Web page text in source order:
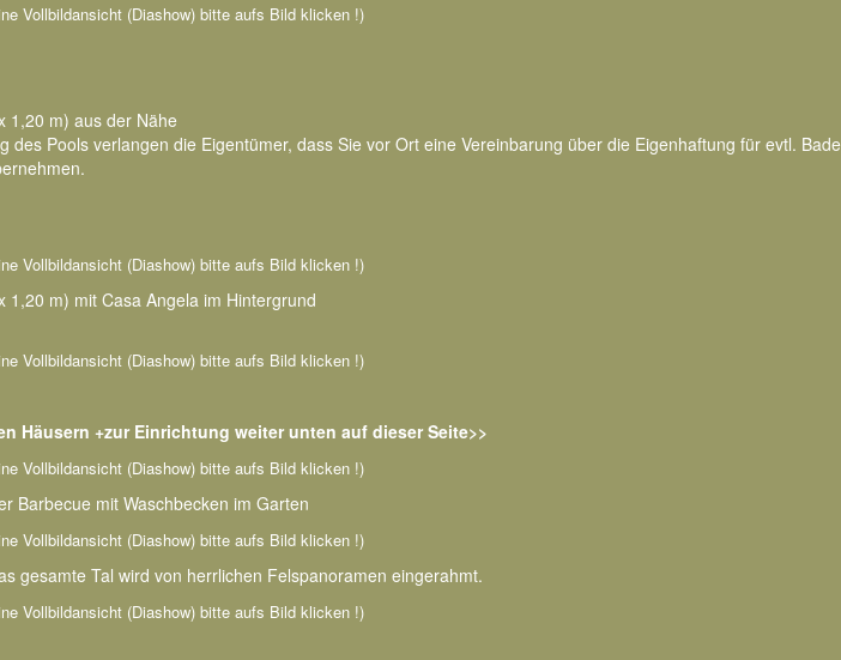
Vollbildansicht (Diashow) bitte aufs Bild klicken !)
1,20 m) aus der Nähe
des Pools verlangen die Eigentümer, dass Sie vor Ort eine Vereinbarung über die Eigenhaftung für evtl.
Vollbildansicht (Diashow) bitte aufs Bild klicken !)
1,20 m) mit Casa Angela im Hintergrund
Vollbildansicht (Diashow) bitte aufs Bild klicken !)
Häusern +zur Einrichtung weiter unten auf dieser Seite>>
Vollbildansicht (Diashow) bitte aufs Bild klicken !)
Barbecue mit Waschbecken im Garten
Vollbildansicht (Diashow) bitte aufs Bild klicken !)
gesamte Tal wird von herrlichen Felspanoramen eingerahmt.
Vollbildansicht (Diashow) bitte aufs Bild klicken !)